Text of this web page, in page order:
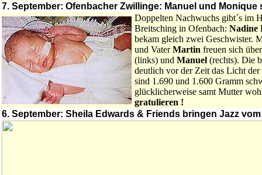
7. September: Ofenbacher Zwillinge: Manuel und
Doppelten Nachwuchs gibt´s im
Breitsching in Ofenbach: Nadine
bekam gleich zwei Geschwister.
und VaterMartin freuen sich
(links) und Manuel (rechts). Die
deutlich vor der Zeit das Licht
sind 1.690 und 1.600 Gramm
glücklicherweise samt Mutter
gratulieren !
6. September: Sheila Edwards & Friends bringen Jazz